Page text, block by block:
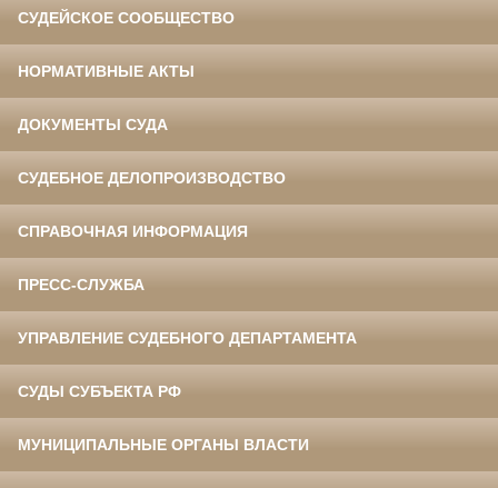
СУДЕЙСКОЕ СООБЩЕСТВО
НОРМАТИВНЫЕ АКТЫ
ДОКУМЕНТЫ СУДА
СУДЕБНОЕ ДЕЛОПРОИЗВОДСТВО
СПРАВОЧНАЯ ИНФОРМАЦИЯ
ПРЕСС-СЛУЖБА
УПРАВЛЕНИЕ СУДЕБНОГО ДЕПАРТАМЕНТА
СУДЫ СУБЪЕКТА РФ
МУНИЦИПАЛЬНЫЕ ОРГАНЫ ВЛАСТИ